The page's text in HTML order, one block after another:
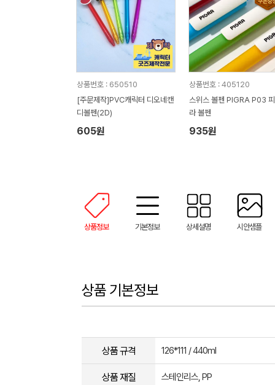
상품번호 : 650510
[주문제작]PVC캐릭터 디오네캔
디볼펜(2D)
605원
상품번호 : 405120
스위스 볼펜 PIGRA P03
라 볼펜
935원
상품정보 기본정보 상세설명 시안샘플
상품 기본정보
상품 규격 126*111 / 440ml
상품 재질 스테인리스, PP